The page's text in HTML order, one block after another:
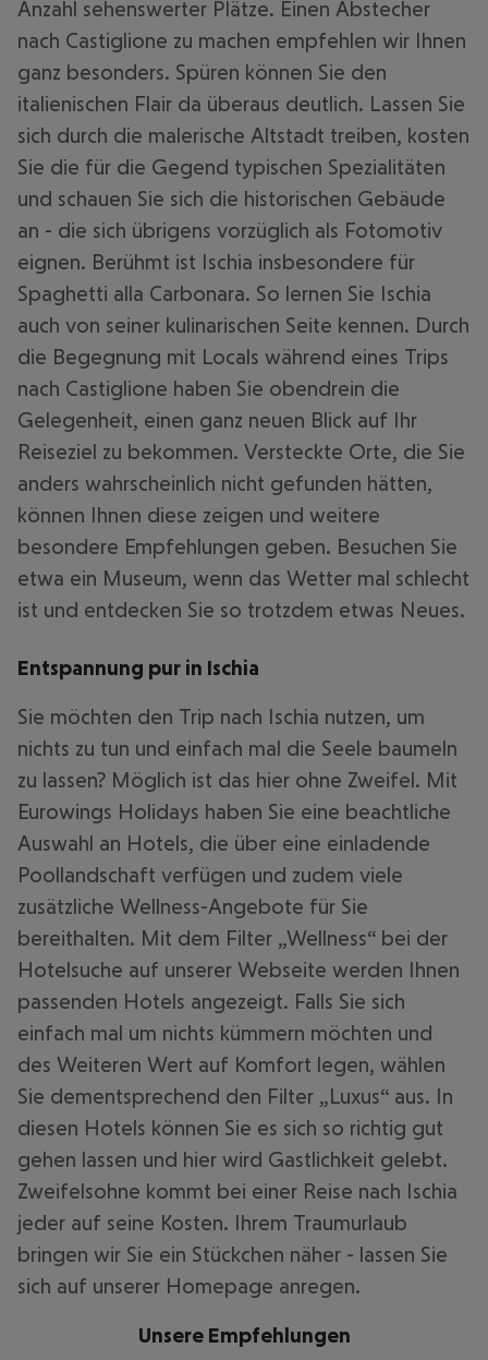
Anzahl sehenswerter Plätze. Einen Abstecher
nach Castiglione zu machen empfehlen wir Ihnen
ganz besonders. Spüren können Sie den
italienischen Flair da überaus deutlich. Lassen Sie
sich durch die malerische Altstadt treiben, kosten
Sie die für die Gegend typischen Spezialitäten
und schauen Sie sich die historischen Gebäude
an - die sich übrigens vorzüglich als Fotomotiv
eignen. Berühmt ist Ischia insbesondere für
Spaghetti alla Carbonara. So lernen Sie Ischia
auch von seiner kulinarischen Seite kennen. Durch
die Begegnung mit Locals während eines Trips
nach Castiglione haben Sie obendrein die
Gelegenheit, einen ganz neuen Blick auf Ihr
Reiseziel zu bekommen. Versteckte Orte, die Sie
anders wahrscheinlich nicht gefunden hätten,
können Ihnen diese zeigen und weitere
besondere Empfehlungen geben. Besuchen Sie
etwa ein Museum, wenn das Wetter mal schlecht
ist und entdecken Sie so trotzdem etwas Neues.
Entspannung pur in Ischia
Sie möchten den Trip nach Ischia nutzen, um
nichts zu tun und einfach mal die Seele baumeln
zu lassen? Möglich ist das hier ohne Zweifel. Mit
Eurowings Holidays haben Sie eine beachtliche
Auswahl an Hotels, die über eine einladende
Poollandschaft verfügen und zudem viele
zusätzliche Wellness-Angebote für Sie
bereithalten. Mit dem Filter „Wellness“ bei der
Hotelsuche auf unserer Webseite werden Ihnen
passenden Hotels angezeigt. Falls Sie sich
einfach mal um nichts kümmern möchten und
des Weiteren Wert auf Komfort legen, wählen
Sie dementsprechend den Filter „Luxus“ aus. In
diesen Hotels können Sie es sich so richtig gut
gehen lassen und hier wird Gastlichkeit gelebt.
Zweifelsohne kommt bei einer Reise nach Ischia
jeder auf seine Kosten. Ihrem Traumurlaub
bringen wir Sie ein Stückchen näher - lassen Sie
sich auf unserer Homepage anregen.
Unsere Empfehlungen